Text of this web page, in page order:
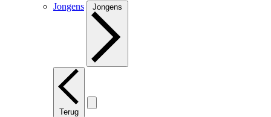
Jongens Jongens
Terug